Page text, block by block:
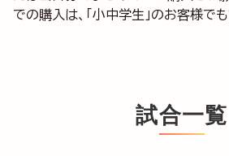
での購入は、「小中学生」のお客様で
試合一覧